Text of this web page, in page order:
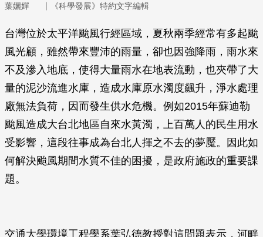
葉孋嬋 ｜ 《科學發展》特約文字編輯
台灣位於太平洋颱風行經區域，夏秋兩季經常有多起颱
風光顧，雖然帶來豐沛的雨量，卻也因強降雨，雨水來
不及滲入地底，使得大量雨水在地表流動，也夾帶了大
量的泥沙流進水庫，造成水庫原水濁度飆升，淨水處理
廠無法負荷，因而發生供水危機。例如2015年蘇迪勒
颱風造成大台北地區自來水黃濁，上百萬人的民生用水
受影響，這段往事成為台北人揮之不去的夢魘。因此如
何解決颱風期間水質不佳的困擾，是政府施政的重要課
題。
交通大學環境工程學系葉弘德教授對這問題表示，河畔